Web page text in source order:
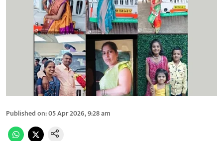
Published on:05 Apr 2026, 9:28 am